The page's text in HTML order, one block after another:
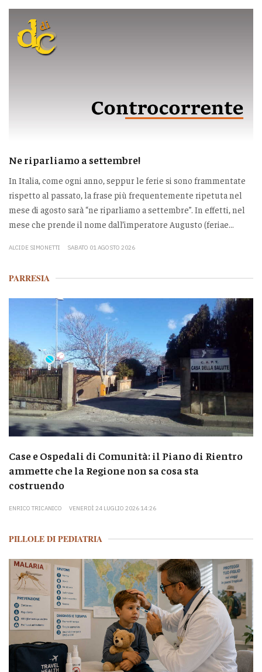
Ne riparliamo a settembre!
In Italia, come ogni anno, seppur le ferie si sono frammentate
rispetto al passato, la frase più frequentemente ripetuta nel
mese di agosto sarà “ne riparliamo a settembre”. In effetti, nel
mese che prende il nome dall’imperatore Augusto (feriae...
ALCIDE SIMONETTI SABATO 01 AGOSTO 2026
PARRESIA
Case e Ospedali di Comunità: il Piano di Rientro
ammette che la Regione non sa cosa sta
costruendo
ENRICO TRICANICO VENERDÌ 24 LUGLIO 2026 14:26
PILLOLE DI PEDIATRIA